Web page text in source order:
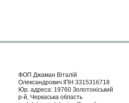
ФОП Джаман Віталій
Олександрович ІПН 3315316718
Юр. адреса: 19760 Золотоніський
р-й, Черкаська область